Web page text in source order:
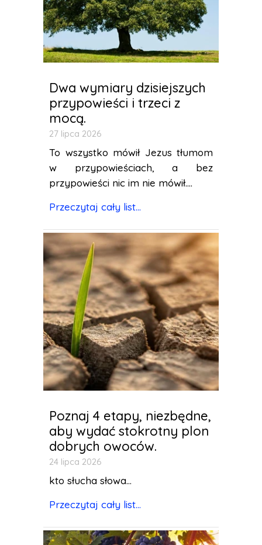
Dwa wymiary dzisiejszych
przypowieści i trzeci z
mocą.
27 lipca 2026
To wszystko mówił Jezus tłumom
w przypowieściach, a bez
przypowieści nic im nie mówił....
Przeczytaj cały list...
Poznaj 4 etapy, niezbędne,
aby wydać stokrotny plon
dobrych owoców.
24 lipca 2026
kto słucha słowa...
Przeczytaj cały list...